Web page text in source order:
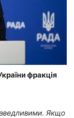
фракція
Якщо